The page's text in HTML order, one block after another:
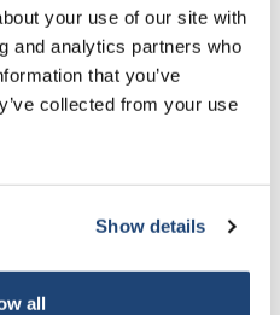
your use of our site with
and analytics partners who
that you’ve
collected from your use
Show details
all
Pentole
Bottiglie delle Nazioni Unite
to stay informed about
a 10% discount on
chemical products from
brand 😀
to orders above €50,00